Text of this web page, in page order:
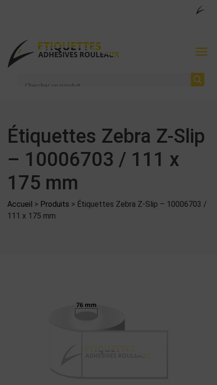
Étiquettes Zebra Z-Slip
– 10006703 / 111 x
175 mm
Accueil > Produits > Étiquettes Zebra Z-Slip – 10006703 /
111 x 175 mm